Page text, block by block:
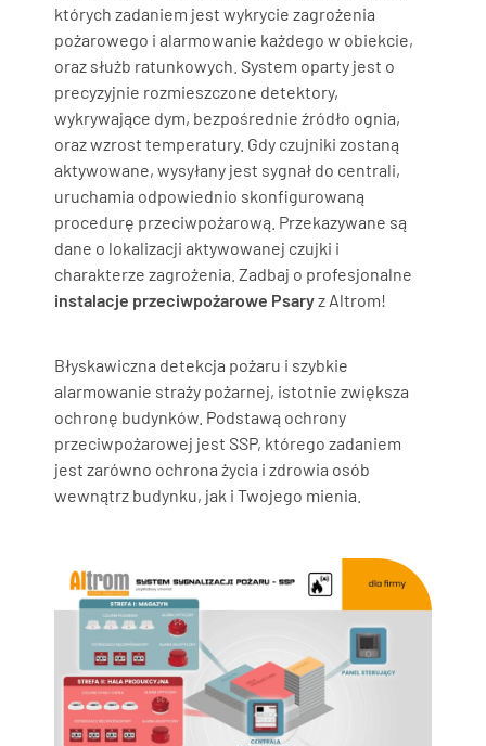
których zadaniem jest wykrycie zagrożenia
pożarowego i alarmowanie każdego w obiekcie,
oraz służb ratunkowych. System oparty jest o
precyzyjnie rozmieszczone detektory,
wykrywające dym, bezpośrednie źródło ognia,
oraz wzrost temperatury. Gdy czujniki zostaną
aktywowane, wysyłany jest sygnał do centrali,
uruchamia odpowiednio skonfigurowaną
procedurę przeciwpożarową. Przekazywane są
dane o lokalizacji aktywowanej czujki i
charakterze zagrożenia. Zadbaj o profesjonalne
instalacje przeciwpożarowe Psaryz Altrom!
Błyskawiczna detekcja pożaru i szybkie
alarmowanie straży pożarnej, istotnie zwiększa
ochronę budynków. Podstawą ochrony
przeciwpożarowej jest SSP, którego zadaniem
jest zarówno ochrona życia i zdrowia osób
wewnątrz budynku, jak i Twojego mienia.